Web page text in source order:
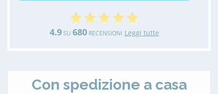
4.9SU 680RECENSIONI Leggi tutte
Con spedizione a casa